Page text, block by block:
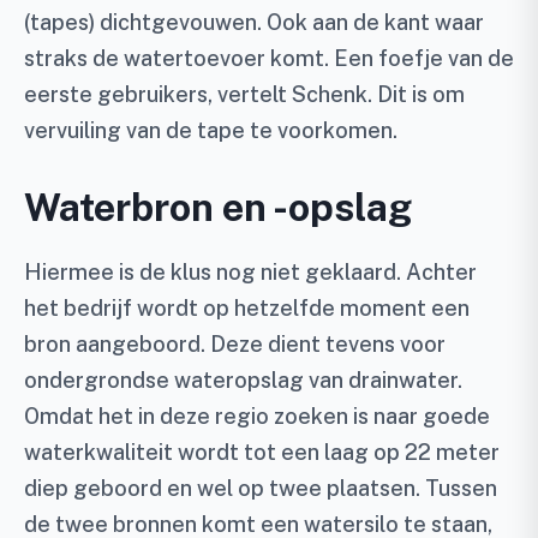
(tapes) dichtgevouwen. Ook aan de kant waar
straks de watertoevoer komt. Een foefje van de
eerste gebruikers, vertelt Schenk. Dit is om
vervuiling van de tape te voorkomen.
Waterbron en -opslag
Hiermee is de klus nog niet geklaard. Achter
het bedrijf wordt op hetzelfde moment een
bron aangeboord. Deze dient tevens voor
ondergrondse wateropslag van drainwater.
Omdat het in deze regio zoeken is naar goede
waterkwaliteit wordt tot een laag op 22 meter
diep geboord en wel op twee plaatsen. Tussen
de twee bronnen komt een watersilo te staan,